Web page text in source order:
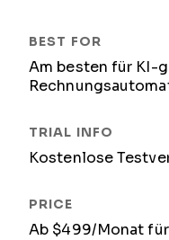
Am besten für KI-
Kostenlose
Ab $499/Monat